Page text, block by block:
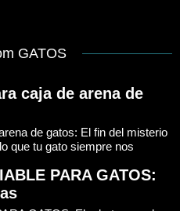
GATOS
caja de arena de
de gatos: El fin del misterio
que tu gato siempre nos
PARA GATOS: